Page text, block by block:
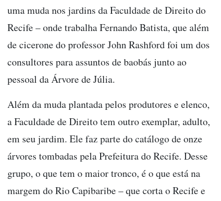
uma muda nos jardins da Faculdade de Direito do
Recife – onde trabalha Fernando Batista, que além
de cicerone do professor John Rashford foi um dos
consultores para assuntos de baobás junto ao
pessoal da Árvore de Júlia.
Além da muda plantada pelos produtores e elenco,
a Faculdade de Direito tem outro exemplar, adulto,
em seu jardim. Ele faz parte do catálogo de onze
árvores tombadas pela Prefeitura do Recife. Desse
grupo, o que tem o maior tronco, é o que está na
margem do Rio Capibaribe – que corta o Recife e